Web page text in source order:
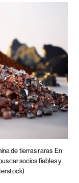
de tierras raras En
socios fiables y